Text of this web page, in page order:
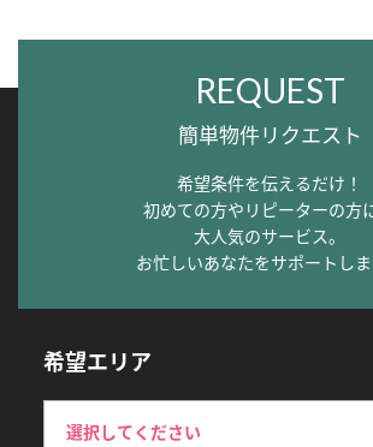
REQUEST
簡単物件リクエスト
希望条件を伝えるだけ！
初めての方やリピーターの方
大人気のサービス。
お忙しいあなたをサポートしま
希望エリア